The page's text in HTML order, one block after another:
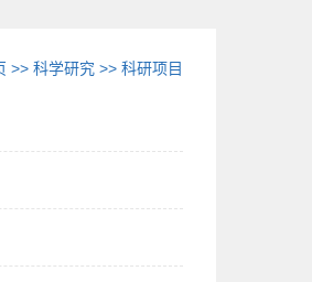
>>科学研究 >>科研项目